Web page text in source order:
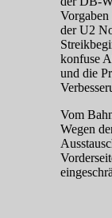
der U2
konfuse
und die
Vom
Wegen